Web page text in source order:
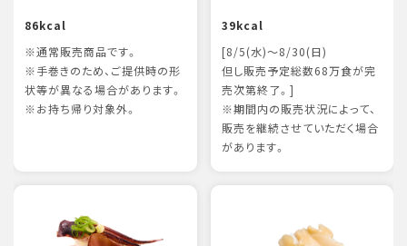
86kcal
※通常販売商品です。
※手巻きのため、ご提供時の形
状等が異なる場合があります。
※お持ち帰り対象外。
39kcal
[8/5(水)～8/30(日)
但し販売予定総数68万食が完
売次第終了。]
※期間内の販売状況によって、
販売を継続させていただく場合
があります。